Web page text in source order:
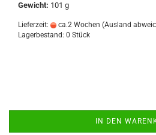
Gewicht: 101 g
Lieferzeit: ca.2 Wochen (Ausland
Lagerbestand: 0 Stück
IN DEN